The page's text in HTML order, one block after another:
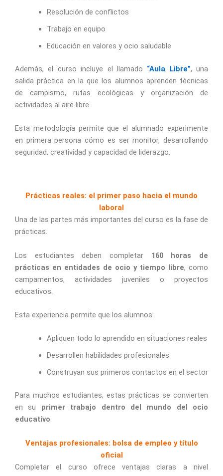
Resolución de conflictos
Trabajo en equipo
Educación en valores y ocio saludable
Además, el curso incluye el llamado “Aula Libre”, una
salida práctica en la que los alumnos aprenden técnicas
de campismo, rutas ecológicas y organización de
actividades al aire libre.
Esta metodología permite que el alumnado experimente
en primera persona cómo es ser monitor, desarrollando
seguridad, creatividad y capacidad de liderazgo.
Prácticas reales: el primer paso hacia el mundo
laboral
Una de las partes más importantes del curso es la fase de
prácticas.
Los estudiantes deben completar 160 horas de
prácticas en entidades de ocio y tiempo libre, como
campamentos, actividades juveniles o proyectos
educativos.
Esta experiencia permite que los alumnos:
Apliquen todo lo aprendido en situaciones reales
Desarrollen habilidades profesionales
Construyan sus primeros contactos en el sector
Para muchos estudiantes, estas prácticas se convierten
en su primer trabajo dentro del mundo del ocio
educativo.
Ventajas profesionales: bolsa de empleo y título
oficial
Completar el curso ofrece ventajas claras a nivel